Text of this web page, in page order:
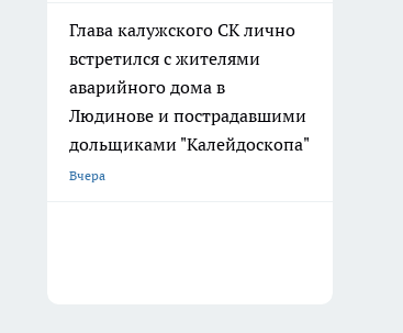
Глава калужского СК лично
встретился с жителями
аварийного дома в
Людинове и пострадавшими
дольщиками "Калейдоскопа"
Вчера